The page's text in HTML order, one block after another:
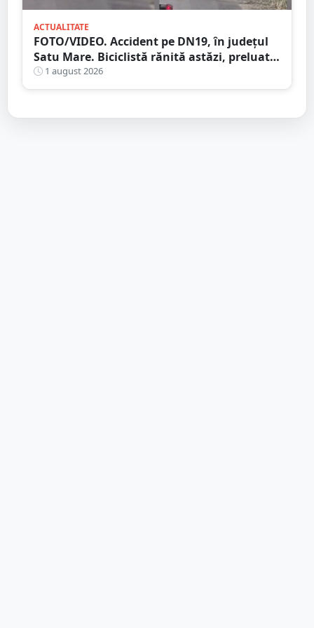
ACTUALITATE
FOTO/VIDEO. Accident pe DN19, în județul
Satu Mare. Biciclistă rănită astăzi, preluată
de Ambulanță
1 august 2026